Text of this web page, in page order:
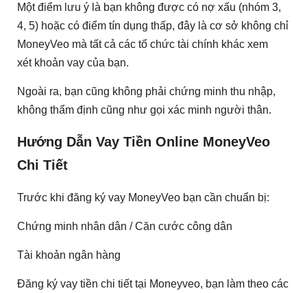
Một điểm lưu ý là bạn không được có nợ xấu (nhóm 3,
4, 5) hoặc có điểm tín dụng thấp, đây là cơ sở không chỉ
MoneyVeo mà tất cả các tổ chức tài chính khác xem
xét khoản vay của bạn.
Ngoài ra, bạn cũng không phải chứng minh thu nhập,
không thẩm định cũng như gọi xác minh người thân.
Hướng Dẫn Vay Tiền Online MoneyVeo
Chi Tiết
Trước khi đăng ký vay MoneyVeo bạn cần chuẩn bị:
Chứng minh nhân dân / Căn cước công dân
Tài khoản ngân hàng
Đăng ký vay tiền chi tiết tại Moneyveo, bạn làm theo các